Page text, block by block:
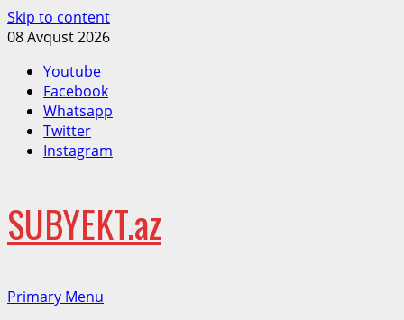
Skip to content
08 Avqust 2026
Youtube
Facebook
Whatsapp
Twitter
Instagram
SUBYEKT.az
Primary Menu